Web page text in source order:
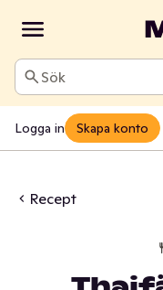
Sök
Logga in Skapa konto
Recept